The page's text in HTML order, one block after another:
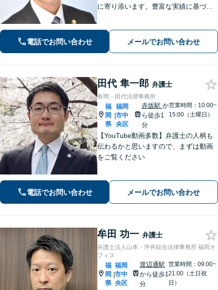
に寄り添います。豊富な実績に基づく
の相談から培った確かな交渉力であな
たを守り抜きます。【LINE予約可】
電話でお問い合わせ メールでお問い合わせ
田代 隼一郎 弁護士
有岡・田代法律事務所
福
岡
県
|
福岡
市中
央区
赤坂駅 か
ら徒歩1
分
営業時間：10:00~
15:00（土曜日）
【YouTube動画多数】弁護士の人柄も
伝わるかと思いますので、まずは動画
をご覧ください
電話でお問い合わせ メールでお問い合わせ
牟田 功一 弁護士
弁護士法人山本・坪井綜合法律事務所 福岡オ
フィス
福
岡
県
|
福岡
市中
央区
渡辺通駅
から徒歩1
分
営業時間：09:00~
21:00（土日祝
日）